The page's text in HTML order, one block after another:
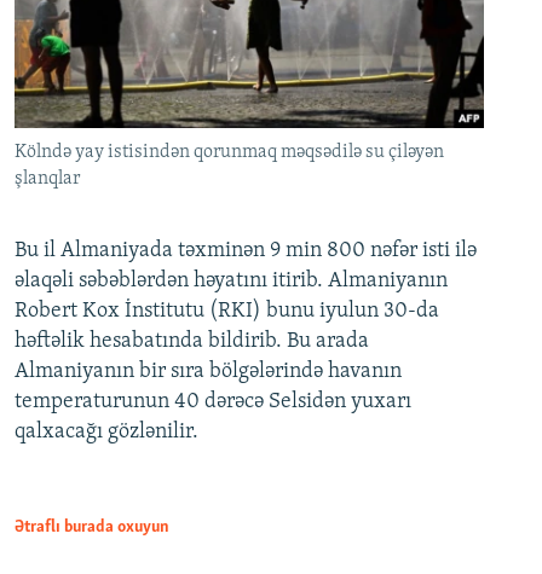
Kölndə yay istisindən qorunmaq məqsədilə su çiləyən
şlanqlar
Bu il Almaniyada təxminən 9 min 800 nəfər isti ilə
əlaqəli səbəblərdən həyatını itirib. Almaniyanın
Robert Kox İnstitutu (RKI) bunu iyulun 30-da
həftəlik hesabatında bildirib. Bu arada
Almaniyanın bir sıra bölgələrində havanın
temperaturunun 40 dərəcə Selsidən yuxarı
qalxacağı gözlənilir.
Ətraflı burada oxuyun